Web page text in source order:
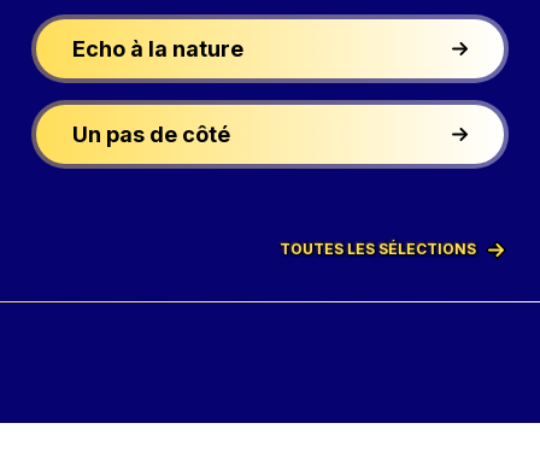
Echo à la nature
Un pas de côté
TOUTES LES SÉLECTIONS